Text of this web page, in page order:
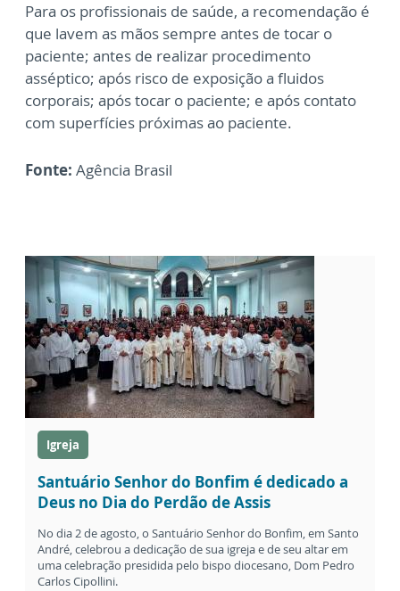
Para os profissionais de saúde, a recomendação é
que lavem as mãos sempre antes de tocar o
paciente; antes de realizar procedimento
asséptico; após risco de exposição a fluidos
corporais; após tocar o paciente; e após contato
com superfícies próximas ao paciente.
Fonte: Agência Brasil
Igreja
Santuário Senhor do Bonfim é dedicado a
Deus no Dia do Perdão de Assis
No dia 2 de agosto, o Santuário Senhor do Bonfim, em Santo
André, celebrou a dedicação de sua igreja e de seu altar em
uma celebração presidida pelo bispo diocesano, Dom Pedro
Carlos Cipollini.